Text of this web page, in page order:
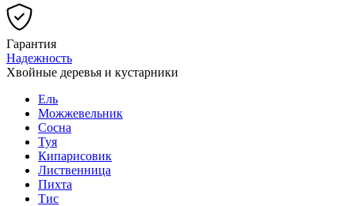
Гарантия
Надежность
Хвойные деревья и кустарники
Ель
Можжевельник
Сосна
Туя
Кипарисовик
Лиственница
Пихта
Тис